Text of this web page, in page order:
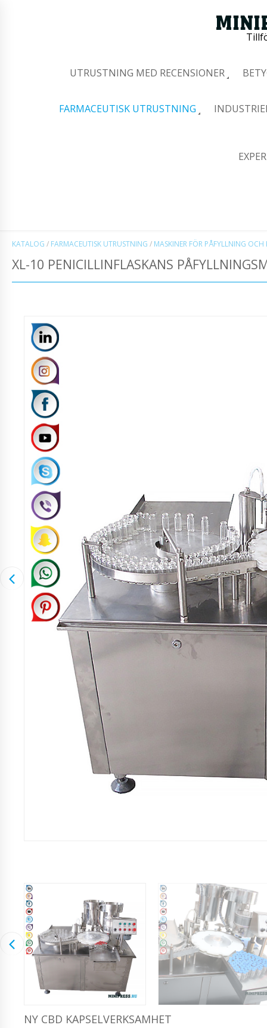
UTRUSTNING MED RECENSIONER
FARMACEUTISK UTRUSTNING
KATALOG / FARMACEUTISK UTRUSTNING / MASKINER FÖR PÅFYLLNING
XL-10 PENICILLINFLASKANS
NY CBD KAPSELVERKSAMHET